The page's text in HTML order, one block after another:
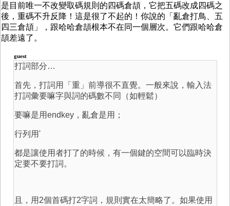
是目前唯一不改變取碼規則的四碼倉頡，它把五碼改成四碼之
後，重碼不升反降！這是很了不起的！你說的「亂倉打鳥、五
四三倉頡」，跟哈哈倉頡根本不在同一個層次。它們跟哈哈倉
頡差遠了。
guest
打詞部分…
首先，打詞用「重」前導很不直覺。一般來說，輸入法
打詞彙要嘛字與詞的碼數不同（如輕鬆）
要嘛是用endkey，亂倉是用；
行列用'
都是讓使用者打了的時候，有一個鍵的空間可以臨時決
定要不要打詞。
且，用2個首碼打2字詞，規則實在太簡略了。如果使用